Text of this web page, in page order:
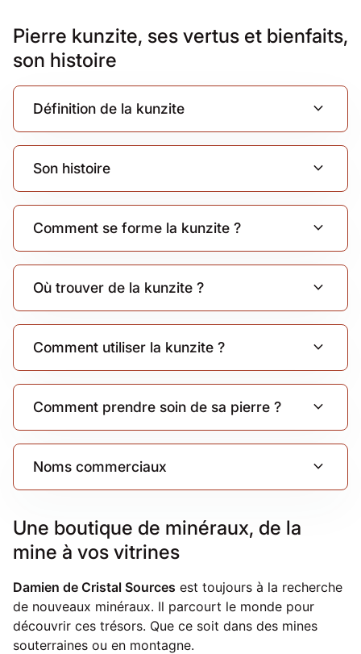
Pierre kunzite, ses vertus et bienfaits,
son histoire
Définition de la kunzite expand_more
Son histoire expand_more
Comment se forme la kunzite ? expand_more
Où trouver de la kunzite ? expand_more
Comment utiliser la kunzite ? expand_more
Comment prendre soin de sa pierre ? expand_more
Noms commerciaux expand_more
Une boutique de minéraux, de la
mine à vos vitrines
Damien de Cristal Sources est toujours à la recherche
de nouveaux minéraux. Il parcourt le monde pour
découvrir ces trésors. Que ce soit dans des mines
souterraines ou en montagne.